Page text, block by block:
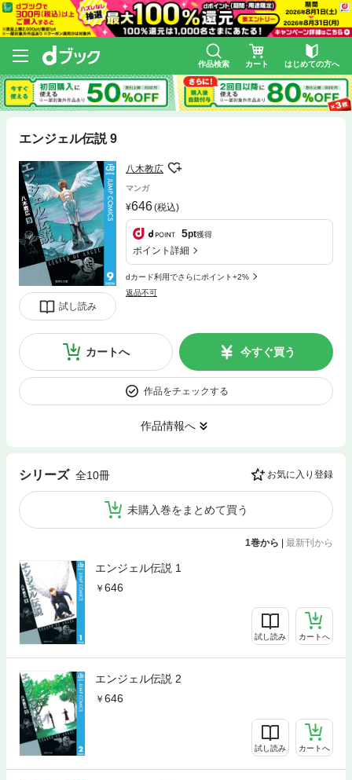
作品検索 カート はじめての方へ
エンジェル伝説 9
試し読み
八木教広
マンガ
646(税込)
5pt獲得
ポイント詳細
dカード利用でさらにポイント+2%
返品不可
カートへ 今すぐ買う
作品をチェックする
作品情報へ
シリーズ 全10冊 お気に入り登録
未購入巻をまとめて買う
1巻から 最新刊から
エンジェル伝説 1
646
試し読み カートへ
エンジェル伝説 2
646
試し読み カートへ